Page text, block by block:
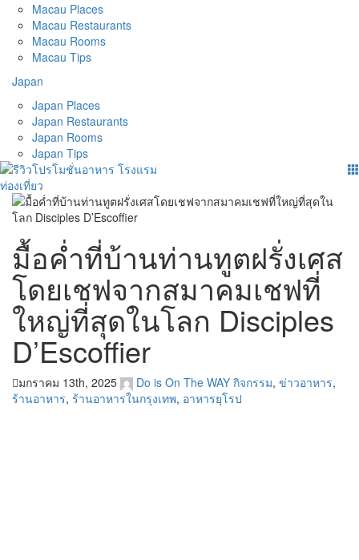
Macau Places
Macau Restaurants
Macau Rooms
Macau Tips
Japan
Japan Places
Japan Restaurants
Japan Rooms
Japan Tips
มื้อค่ำที่บ้านท่านทูตฝรั่งเศส
โดยเชฟจากสมาคมเชฟที่
ใหญ่ที่สุดในโลก Disciples
D’Escoffier
มกราคม 13th, 2025 Do is On The WAY กิจกรรม, ข่าวอาหาร,
ร้านอาหาร, ร้านอาหารในกรุงเทพ, อาหารยุโรป